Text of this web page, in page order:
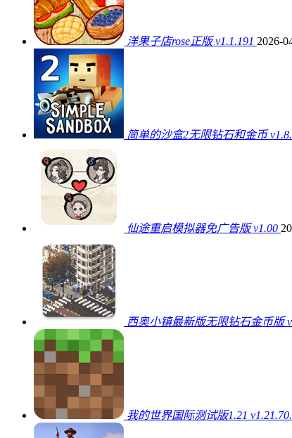
洋果子店rose正版 v1.1.191 2026-
简单的沙盒2无限钻石和金币
仙途重启模拟器免广告版 v1.00
西奥小镇最新版无限钻石金币版
我的世界国际测试版1.21